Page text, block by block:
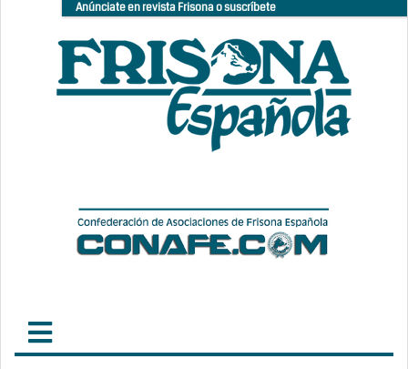
Anúnciate en revista Frisona o suscríbete